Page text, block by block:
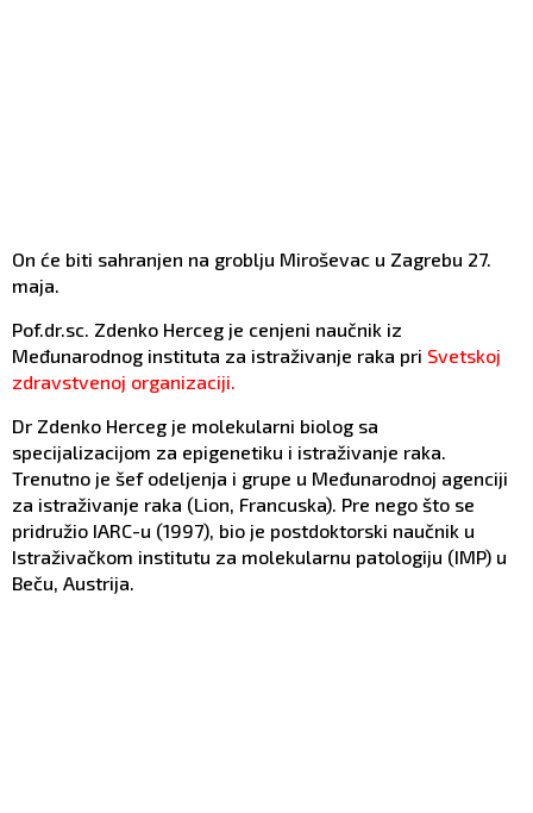
On će biti sahranjen na groblju Miroševac u Zagrebu 27.
maja.
Pof.dr.sc. Zdenko Herceg je cenjeni naučnik iz
Međunarodnog instituta za istraživanje raka pri Svetskoj
zdravstvenoj organizaciji.
Dr Zdenko Herceg je molekularni biolog sa
specijalizacijom za epigenetiku i istraživanje raka.
Trenutno je šef odeljenja i grupe u Međunarodnoj agenciji
za istraživanje raka (Lion, Francuska). Pre nego što se
pridružio IARC-u (1997), bio je postdoktorski naučnik u
Istraživačkom institutu za molekularnu patologiju (IMP) u
Beču, Austrija.